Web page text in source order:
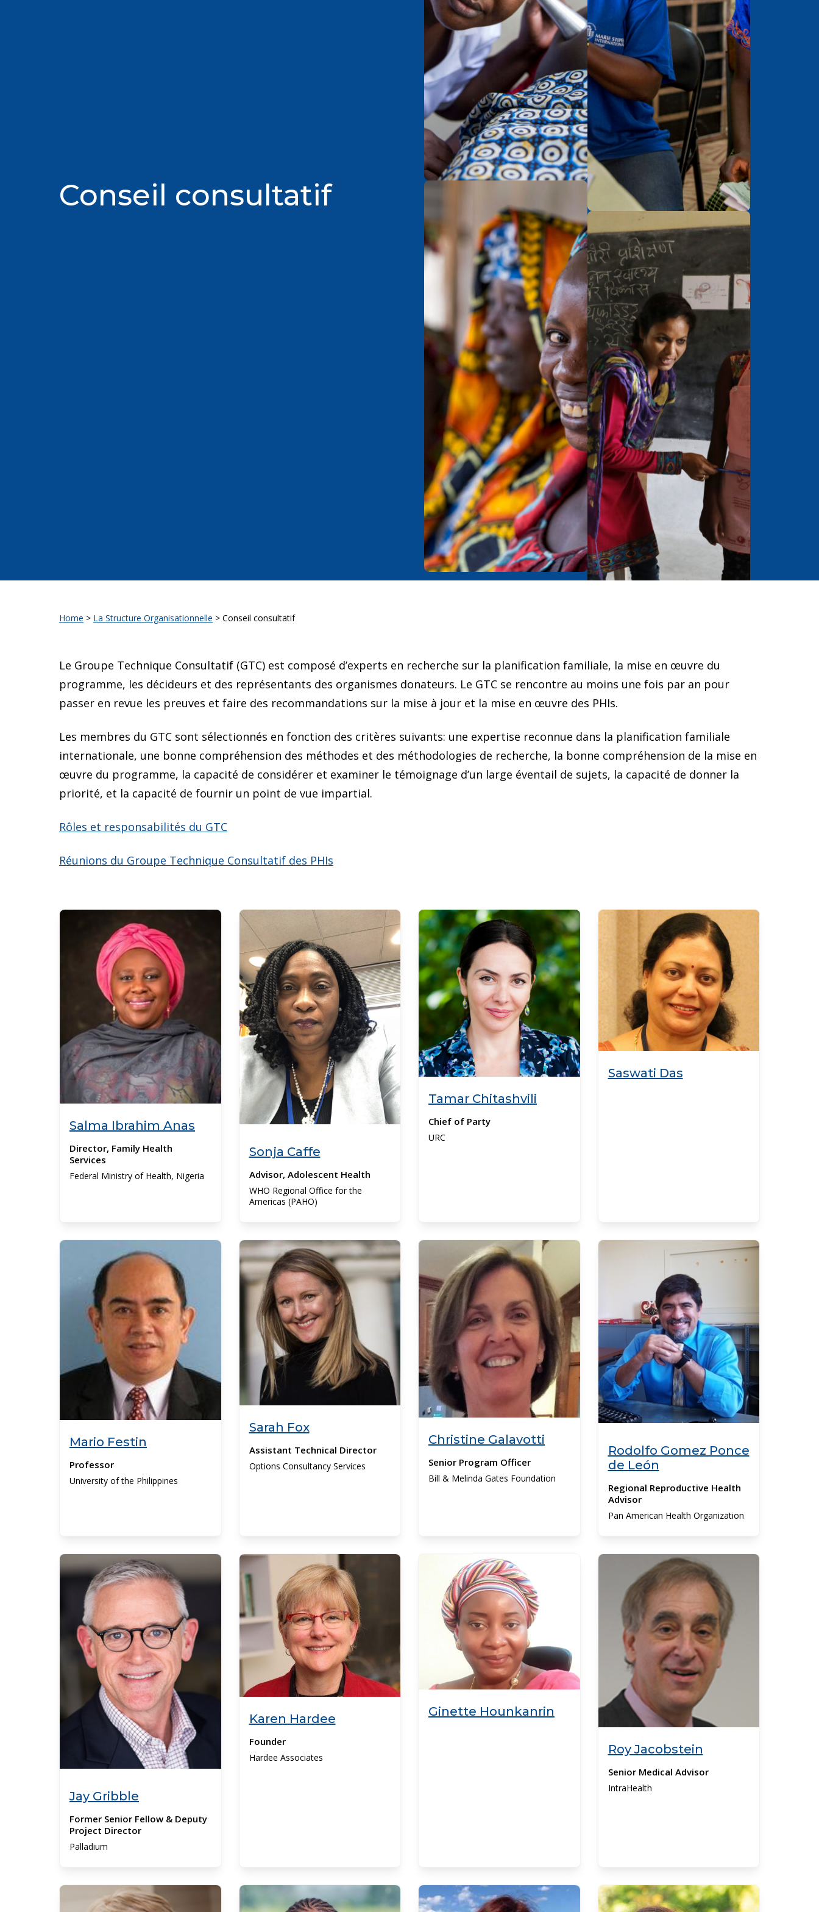
Conseil consultatif
Home > La Structure Organisationnelle > Conseil consultatif
Le Groupe Technique Consultatif (GTC) est composé d’experts en recherche sur la planification familiale, la mise en œuvre du
programme, les décideurs et des représentants des organismes donateurs. Le GTC se rencontre au moins une fois par an pour
passer en revue les preuves et faire des recommandations sur la mise à jour et la mise en œuvre des PHIs.
Les membres du GTC sont sélectionnés en fonction des critères suivants: une expertise reconnue dans la planification familiale
internationale, une bonne compréhension des méthodes et des méthodologies de recherche, la bonne compréhension de la mise en
œuvre du programme, la capacité de considérer et examiner le témoignage d’un large éventail de sujets, la capacité de donner la
priorité, et la capacité de fournir un point de vue impartial.
Rôles et responsabilités du GTC
Réunions du Groupe Technique Consultatif des PHIs
Salma Ibrahim Anas
Director, Family Health
Services
Federal Ministry of Health, Nigeria
Sonja Caffe
Advisor, Adolescent Health
WHO Regional Office for the
Americas (PAHO)
Tamar Chitashvili
Chief of Party
URC
Saswati Das
Mario Festin
Professor
University of the Philippines
Sarah Fox
Assistant Technical Director
Options Consultancy Services
Christine Galavotti
Senior Program Officer
Bill & Melinda Gates Foundation
Rodolfo Gomez Ponce
de León
Regional Reproductive Health
Advisor
Pan American Health Organization
Jay Gribble
Former Senior Fellow & Deputy
Project Director
Palladium
Karen Hardee
Founder
Hardee Associates
Ginette Hounkanrin
Roy Jacobstein
Senior Medical Advisor
IntraHealth